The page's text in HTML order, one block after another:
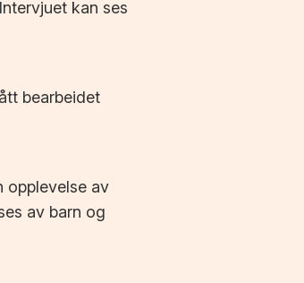
kan ses
bearbeidet
opplevelse av
av barn og